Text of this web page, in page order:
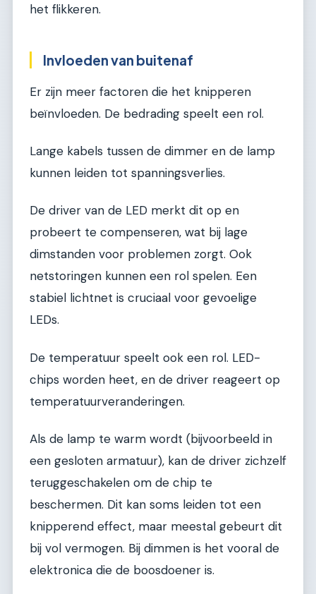
het flikkeren.
Invloeden van buitenaf
Er zijn meer factoren die het knipperen
beïnvloeden. De bedrading speelt een rol.
Lange kabels tussen de dimmer en de lamp
kunnen leiden tot spanningsverlies.
De driver van de LED merkt dit op en
probeert te compenseren, wat bij lage
dimstanden voor problemen zorgt. Ook
netstoringen kunnen een rol spelen. Een
stabiel lichtnet is cruciaal voor gevoelige
LEDs.
De temperatuur speelt ook een rol. LED-
chips worden heet, en de driver reageert op
temperatuurveranderingen.
Als de lamp te warm wordt (bijvoorbeeld in
een gesloten armatuur), kan de driver zichzelf
teruggeschakelen om de chip te
beschermen. Dit kan soms leiden tot een
knipperend effect, maar meestal gebeurt dit
bij vol vermogen. Bij dimmen is het vooral de
elektronica die de boosdoener is.